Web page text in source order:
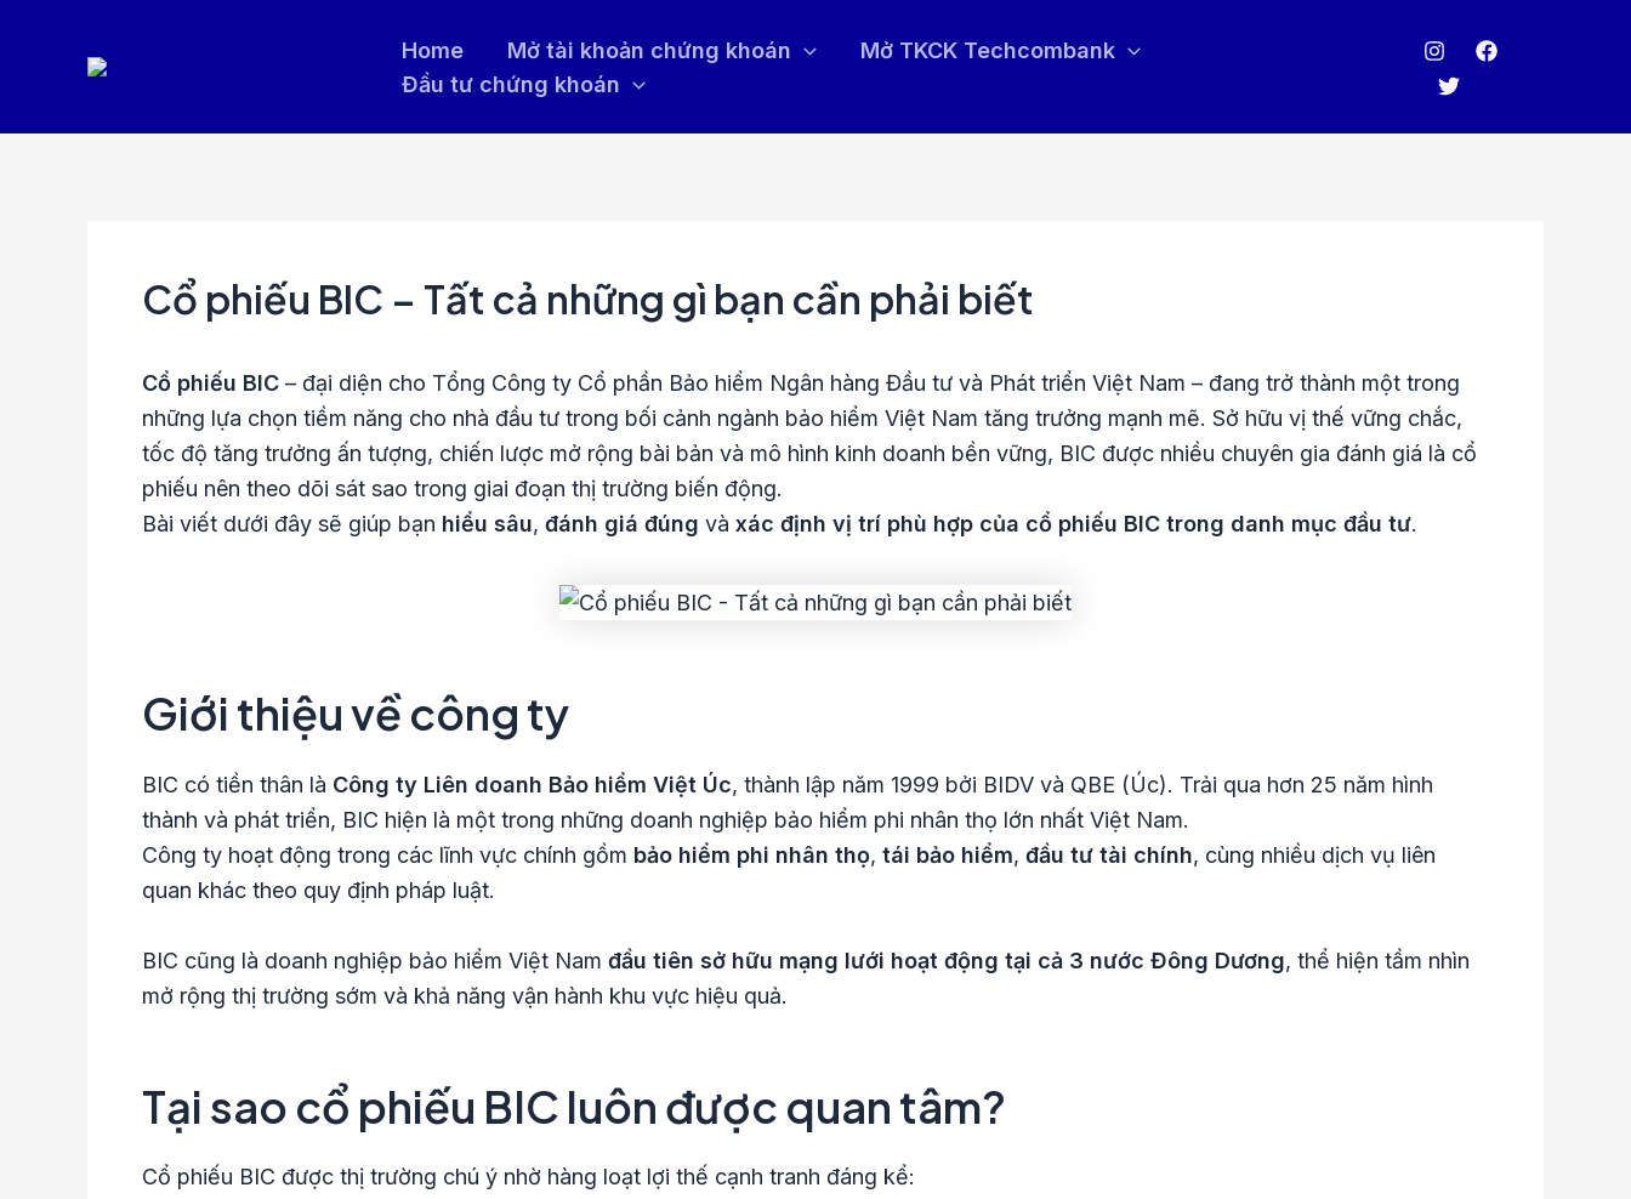
Home Mở tài khoản chứng khoán
Mở TKCK Techcombank
Đầu tư chứng khoán
Cổ phiếu BIC – Tất cả những gì bạn cần phải biết
Cổ phiếu BIC – đại diện cho Tổng Công ty Cổ phần Bảo hiểm Ngân hàng Đầu tư và Phát triển Việt Nam – đang trở thành một trong
những lựa chọn tiềm năng cho nhà đầu tư trong bối cảnh ngành bảo hiểm Việt Nam tăng trưởng mạnh mẽ. Sở hữu vị thế vững chắc,
tốc độ tăng trưởng ấn tượng, chiến lược mở rộng bài bản và mô hình kinh doanh bền vững, BIC được nhiều chuyên gia đánh giá là cổ
phiếu nên theo dõi sát sao trong giai đoạn thị trường biến động.
Bài viết dưới đây sẽ giúp bạn hiểu sâu, đánh giá đúng và xác định vị trí phù hợp của cổ phiếu BIC trong danh mục đầu tư.
Giới thiệu về công ty
BIC có tiền thân là Công ty Liên doanh Bảo hiểm Việt Úc, thành lập năm 1999 bởi BIDV và QBE (Úc). Trải qua hơn 25 năm hình
thành và phát triển, BIC hiện là một trong những doanh nghiệp bảo hiểm phi nhân thọ lớn nhất Việt Nam.
Công ty hoạt động trong các lĩnh vực chính gồm bảo hiểm phi nhân thọ, tái bảo hiểm, đầu tư tài chính, cùng nhiều dịch vụ liên
quan khác theo quy định pháp luật.
BIC cũng là doanh nghiệp bảo hiểm Việt Nam đầu tiên sở hữu mạng lưới hoạt động tại cả 3 nước Đông Dương, thể hiện tầm nhìn
mở rộng thị trường sớm và khả năng vận hành khu vực hiệu quả.
Tại sao cổ phiếu BIC luôn được quan tâm?
Cổ phiếu BIC được thị trường chú ý nhờ hàng loạt lợi thế cạnh tranh đáng kể: